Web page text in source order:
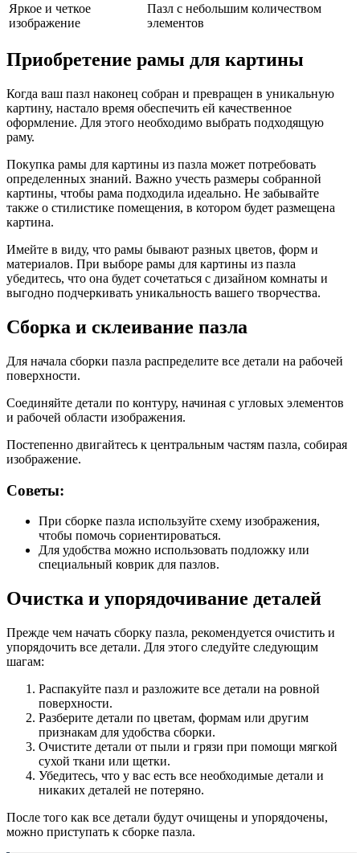
Яркое и четкое
изображение
Пазл с небольшим количеством
элементов
Приобретение рамы для картины
Когда ваш пазл наконец собран и превращен в уникальную
картину, настало время обеспечить ей качественное
оформление. Для этого необходимо выбрать подходящую
раму.
Покупка рамы для картины из пазла может потребовать
определенных знаний. Важно учесть размеры собранной
картины, чтобы рама подходила идеально. Не забывайте
также о стилистике помещения, в котором будет размещена
картина.
Имейте в виду, что рамы бывают разных цветов, форм и
материалов. При выборе рамы для картины из пазла
убедитесь, что она будет сочетаться с дизайном комнаты и
выгодно подчеркивать уникальность вашего творчества.
Сборка и склеивание пазла
Для начала сборки пазла распределите все детали на рабочей
поверхности.
Соединяйте детали по контуру, начиная с угловых элементов
и рабочей области изображения.
Постепенно двигайтесь к центральным частям пазла, собирая
изображение.
Советы:
При сборке пазла используйте схему изображения,
чтобы помочь сориентироваться.
Для удобства можно использовать подложку или
специальный коврик для пазлов.
Очистка и упорядочивание деталей
Прежде чем начать сборку пазла, рекомендуется очистить и
упорядочить все детали. Для этого следуйте следующим
шагам:
Распакуйте пазл и разложите все детали на ровной
поверхности.
Разберите детали по цветам, формам или другим
признакам для удобства сборки.
Очистите детали от пыли и грязи при помощи мягкой
сухой ткани или щетки.
Убедитесь, что у вас есть все необходимые детали и
никаких деталей не потеряно.
После того как все детали будут очищены и упорядочены,
можно приступать к сборке пазла.